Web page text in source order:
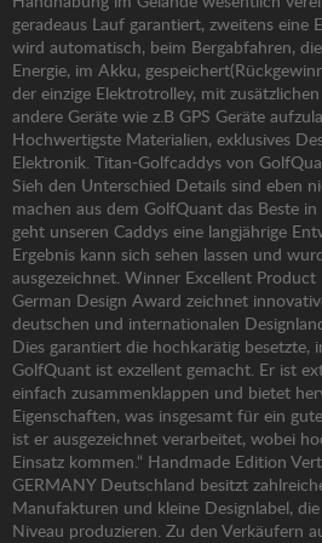
geradeaus Lauf garantiert, zweitens eine
wird automatisch, beim Bergabfahren,
Energie, im Akku,
der einzige Elektrotrolley, mit
andere Geräte wie z.B GPS Geräte
Hochwertigste Materialien, exklusives
Elektronik. Titan-Golfcaddys von
Sieh den Unterschied Details sind eben
machen aus dem GolfQuant das Beste
geht unseren Caddys eine langjährige
Ergebnis kann sich sehen lassen und
ausgezeichnet. Winner Excellent
German Design Award zeichnet
deutschen und internationalen
Dies garantiert die hochkarätig besetzte,
GolfQuant ist exzellent gemacht. Er ist
einfach zusammenklappen und bietet
Eigenschaften, was insgesamt für ein
ist er ausgezeichnet verarbeitet, wobei
Einsatz kommen.“ Handmade Edition
GERMANY Deutschland besitzt
Manufakturen und kleine Designlabel,
Niveau produzieren. Zu den Verkäufern